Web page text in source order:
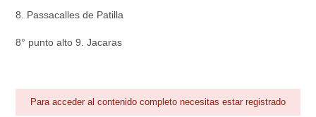
8. Passacalles de Patilla
8° punto alto 9. Jacaras
Para acceder al contenido completo necesitas estar registrado